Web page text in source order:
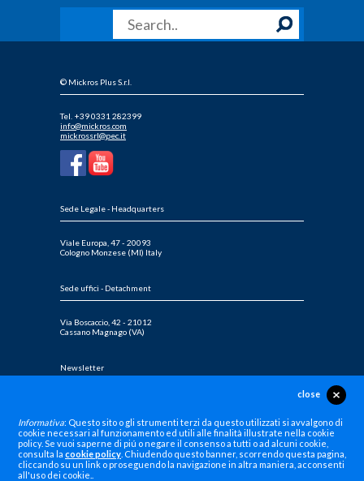
© Mickros Plus S.r.l.
Tel. +39 0331 282399
info@mickros.com
mickrossrl@pec.it
Sede Legale - Headquarters
Viale Europa, 47 - 20093
Cologno Monzese (MI) Italy
Sede uffici - Detachment
Via Boscaccio, 42 - 21012
Cassano Magnago (VA)
Newsletter
P.IVA/CF/R.I. 02956870964- Capitale sociale Euro 60.000 i.v. - Reg. Imprese di Milano, cod. MEC
n. M314415 - Soc. del gruppo Immobiliare Lombardo Srl
close
Informativa: Questo sito o gli strumenti terzi da questo utilizzati si avvalgono di
cookie necessari al funzionamento ed utili alle finalità illustrate nella cookie
policy. Se vuoi saperne di piú o negare il consenso a tutti o ad alcuni cookie,
consulta la cookie policy . Chiudendo questo banner, scorrendo questa pagina,
cliccando su un link o proseguendo la navigazione in altra maniera, acconsenti
all'uso dei cookie..